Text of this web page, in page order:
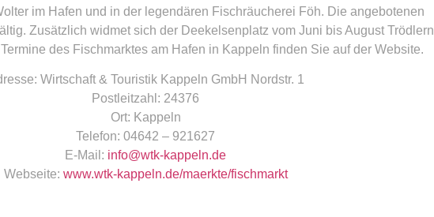
im Hafen und in der legendären Fischräucherei Föh. Die angebotenen
Zusätzlich widmet sich der Deekelsenplatz vom Juni bis August Trödlern
des Fischmarktes am Hafen in Kappeln finden Sie auf der Website.
Wirtschaft & Touristik Kappeln GmbH Nordstr. 1
Postleitzahl: 24376
Ort: Kappeln
Telefon: 04642 – 921627
E-Mail: info@wtk-kappeln.de
Webseite: www.wtk-kappeln.de/maerkte/fischmarkt